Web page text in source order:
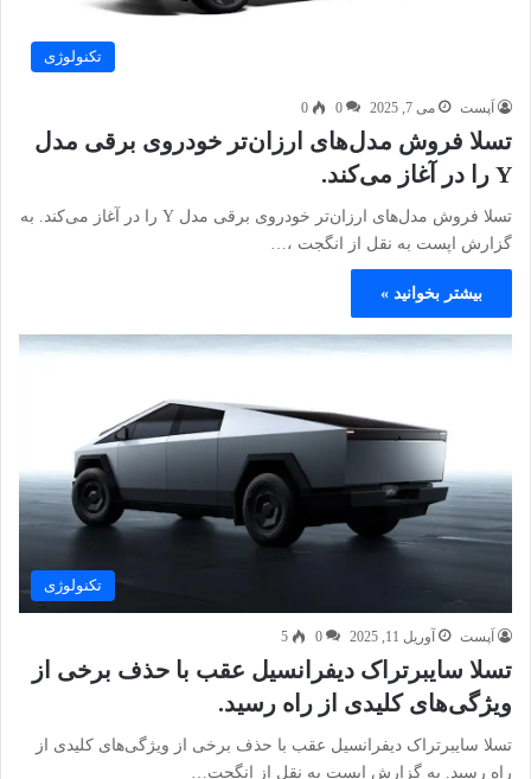
تکنولوژی
اَپست می 7, 2025 0
0
تسلا فروش مدل‌های ارزان‌تر خودروی برقی مدل
Y را در آغاز می‌کند.
تسلا فروش مدل‌های ارزان‌تر خودروی برقی مدل Y را در آغاز می‌کند. به
گزارش اپست به نقل از انگجت ،…
بیشتر بخوانید »
تکنولوژی
اَپست آوریل 11, 2025 0
5
تسلا سایبرتراک دیفرانسیل عقب با حذف برخی از
ویژگی‌های کلیدی از راه رسید.
تسلا سایبرتراک دیفرانسیل عقب با حذف برخی از ویژگی‌های کلیدی از
راه رسید. به گزارش اپست به نقل از انگجت…